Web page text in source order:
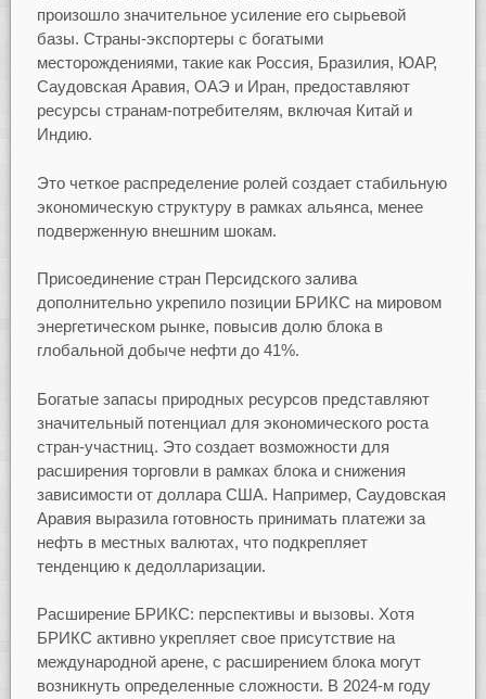
произошло значительное усиление его сырьевой
базы. Страны-экспортеры с богатыми
месторождениями, такие как Россия, Бразилия, ЮАР,
Саудовская Аравия, ОАЭ и Иран, предоставляют
ресурсы странам-потребителям, включая Китай и
Индию.
Это четкое распределение ролей создает стабильную
экономическую структуру в рамках альянса, менее
подверженную внешним шокам.
Присоединение стран Персидского залива
дополнительно укрепило позиции БРИКС на мировом
энергетическом рынке, повысив долю блока в
глобальной добыче нефти до 41%.
Богатые запасы природных ресурсов представляют
значительный потенциал для экономического роста
стран-участниц. Это создает возможности для
расширения торговли в рамках блока и снижения
зависимости от доллара США. Например, Саудовская
Аравия выразила готовность принимать платежи за
нефть в местных валютах, что подкрепляет
тенденцию к дедолларизации.
Расширение БРИКС: перспективы и вызовы. Хотя
БРИКС активно укрепляет свое присутствие на
международной арене, с расширением блока могут
возникнуть определенные сложности. В 2024-м году